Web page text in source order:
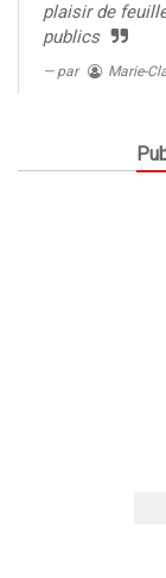
plaisir de
publics
par Marie-